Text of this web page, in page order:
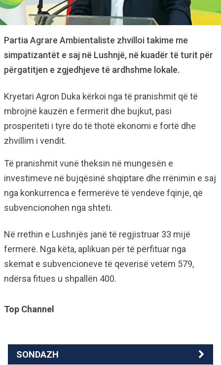
Partia Agrare Ambientaliste zhvilloi takime me
simpatizantët e saj në Lushnjë, në kuadër të turit për
përgatitjen e zgjedhjeve të ardhshme lokale.
Kryetari Agron Duka kërkoi nga të pranishmit që të
mbrojnë kauzën e fermerit dhe bujkut, pasi
prosperiteti i tyre do të thotë ekonomi e fortë dhe
zhvillim i vendit.
Të pranishmit vunë theksin në mungesën e
investimeve në bujqësinë shqiptare dhe rrënimin e saj
nga konkurrenca e fermerëve të vendeve fqinje, që
subvencionohen nga shteti.
Në rrethin e Lushnjës janë të regjistruar 33 mijë
fermerë. Nga këta, aplikuan për të përfituar nga
skemat e subvencioneve të qeverisë vetëm 579,
ndërsa fitues u shpallën 400.
Top Channel
SONDAZH